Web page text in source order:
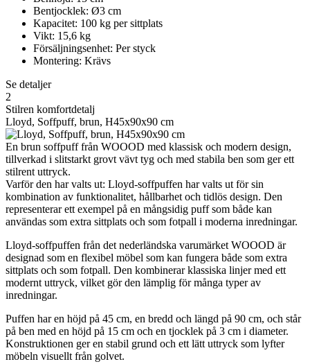
Bentjocklek: Ø3 cm
Kapacitet: 100 kg per sittplats
Vikt: 15,6 kg
Försäljningsenhet: Per styck
Montering: Krävs
Se detaljer
2
Stilren komfortdetalj
Lloyd, Soffpuff, brun, H45x90x90 cm
En brun soffpuff från WOOOD med klassisk och modern design,
tillverkad i slitstarkt grovt vävt tyg och med stabila ben som ger ett
stilrent uttryck.
Varför den har valts ut: Lloyd-soffpuffen har valts ut för sin
kombination av funktionalitet, hållbarhet och tidlös design. Den
representerar ett exempel på en mångsidig puff som både kan
användas som extra sittplats och som fotpall i moderna inredningar.
Lloyd-soffpuffen från det nederländska varumärket WOOOD är
designad som en flexibel möbel som kan fungera både som extra
sittplats och som fotpall. Den kombinerar klassiska linjer med ett
modernt uttryck, vilket gör den lämplig för många typer av
inredningar.
Puffen har en höjd på 45 cm, en bredd och längd på 90 cm, och står
på ben med en höjd på 15 cm och en tjocklek på 3 cm i diameter.
Konstruktionen ger en stabil grund och ett lätt uttryck som lyfter
möbeln visuellt från golvet.